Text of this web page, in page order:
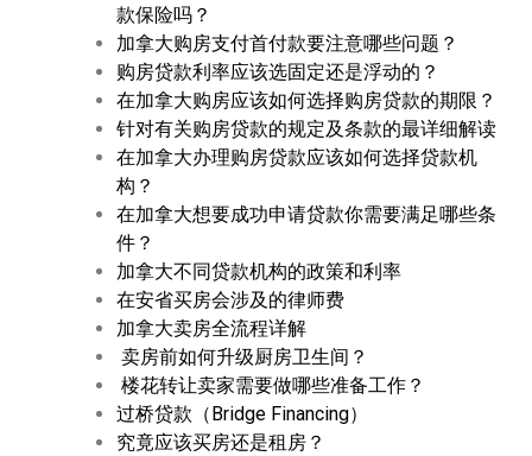
款保险吗？
加拿大购房支付首付款要注意哪些问题？
购房贷款利率应该选固定还是浮动的？
在加拿大购房应该如何选择购房贷款的期限？
针对有关购房贷款的规定及条款的最详细解读
在加拿大办理购房贷款应该如何选择贷款机
构？
在加拿大想要成功申请贷款你需要满足哪些条
件？
加拿大不同贷款机构的政策和利率
在安省买房会涉及的律师费
加拿大卖房全流程详解
卖房前如何升级厨房卫生间？
楼花转让卖家需要做哪些准备工作？
过桥贷款（Bridge Financing）
究竟应该买房还是租房？